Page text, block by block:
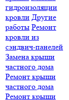
гидроизоляции
кровли Другие
работы Ремонт
кровли из
сэндвич-панелей
Замена крыши
частного дома
Ремонт крыши
частного дома
Ремонт крыши